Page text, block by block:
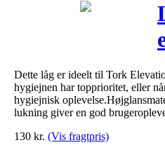
Dette låg er ideelt til Tork
hygiejnen har topprioritet, eller
hygiejnisk
lukning giver en god
130 kr. (Vis fragtpris)